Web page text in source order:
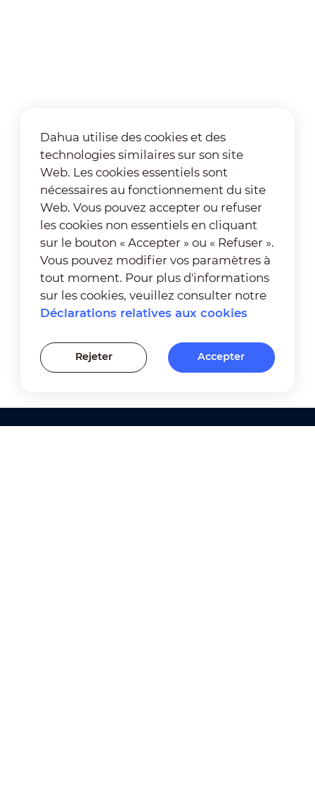
Dahua utilise des cookies et des
technologies similaires sur son site
Web. Les cookies essentiels sont
nécessaires au fonctionnement du site
Web. Vous pouvez accepter ou refuser
les cookies non essentiels en cliquant
sur le bouton « Accepter » ou « Refuser ».
Vous pouvez modifier vos paramètres à
tout moment. Pour plus d'informations
sur les cookies, veuillez consulter notre
Déclarations relatives aux cookies
Rejeter Accepter